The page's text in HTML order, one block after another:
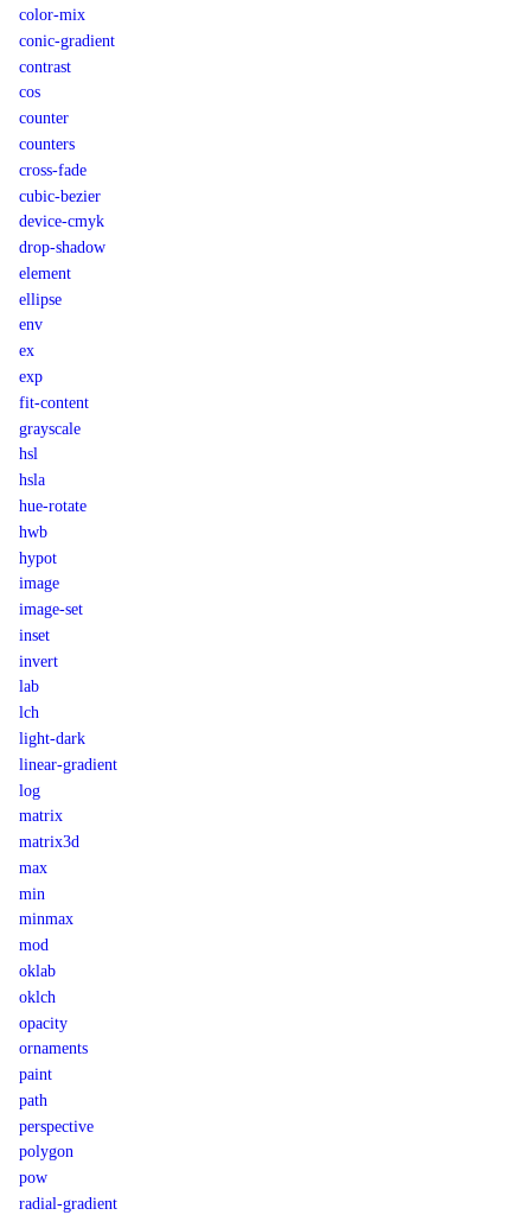
color-mix
conic-gradient
contrast
cos
counter
counters
cross-fade
cubic-bezier
device-cmyk
drop-shadow
element
ellipse
env
ex
exp
fit-content
grayscale
hsl
hsla
hue-rotate
hwb
hypot
image
image-set
inset
invert
lab
lch
light-dark
linear-gradient
log
matrix
matrix3d
max
min
minmax
mod
oklab
oklch
opacity
ornaments
paint
path
perspective
polygon
pow
radial-gradient